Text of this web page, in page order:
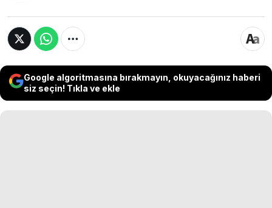
Google algoritmasına bırakmayın, okuyacağınız haberi
siz seçin! Tıkla ve ekle